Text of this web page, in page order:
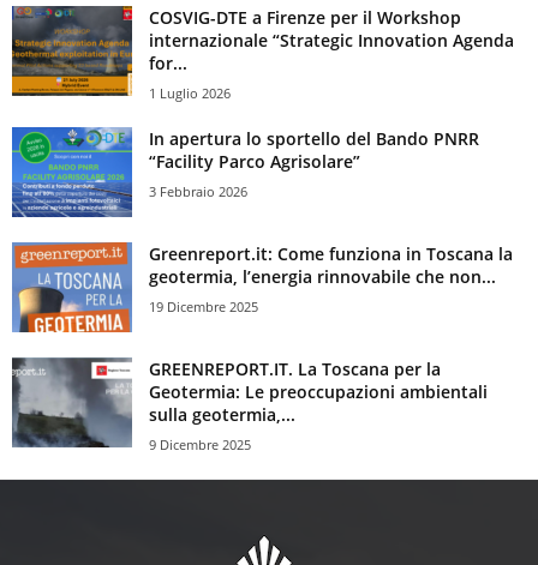
COSVIG-DTE a Firenze per il Workshop
internazionale “Strategic Innovation Agenda
for...
1 Luglio 2026
In apertura lo sportello del Bando PNRR
“Facility Parco Agrisolare”
3 Febbraio 2026
Greenreport.it: Come funziona in Toscana la
geotermia, l’energia rinnovabile che non...
19 Dicembre 2025
GREENREPORT.IT. La Toscana per la
Geotermia: Le preoccupazioni ambientali
sulla geotermia,...
9 Dicembre 2025